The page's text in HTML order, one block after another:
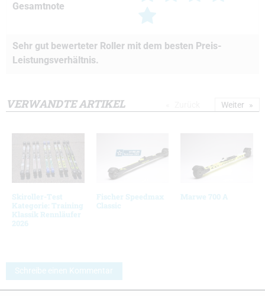
Gesamtnote
Sehr gut bewerteter Roller mit dem besten Preis-
Leistungsverhältnis.
VERWANDTE ARTIKEL
Skiroller-Test
Kategorie: Training
Klassik Rennläufer
2026
Fischer Speedmax
Classic
Marwe 700 A
Weiter
Schreibe einen Kommentar